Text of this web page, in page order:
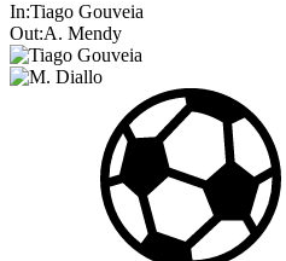
In:Tiago Gouveia
Out:A. Mendy